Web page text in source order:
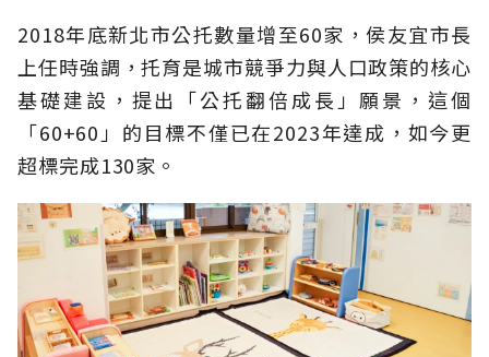
2018年底新北市公托數量增至60家，侯友宜市長
上任時強調，托育是城市競爭力與人口政策的核心
基礎建設，提出「公托翻倍成長」願景，這個
「60+60」的目標不僅已在2023年達成，如今更
超標完成130家。